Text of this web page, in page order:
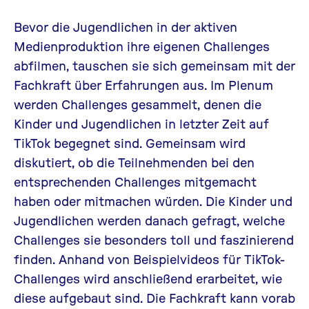
Bevor die Jugendlichen in der aktiven
Medienproduktion ihre eigenen Challenges
abfilmen, tauschen sie sich gemeinsam mit der
Fachkraft über Erfahrungen aus. Im Plenum
werden Challenges gesammelt, denen die
Kinder und Jugendlichen in letzter Zeit auf
TikTok begegnet sind. Gemeinsam wird
diskutiert, ob die Teilnehmenden bei den
entsprechenden Challenges mitgemacht
haben oder mitmachen würden. Die Kinder und
Jugendlichen werden danach gefragt, welche
Challenges sie besonders toll und faszinierend
finden. Anhand von Beispielvideos fürTikTok-
Challenges wird anschließend erarbeitet, wie
diese aufgebaut sind. Die Fachkraft kann vorab